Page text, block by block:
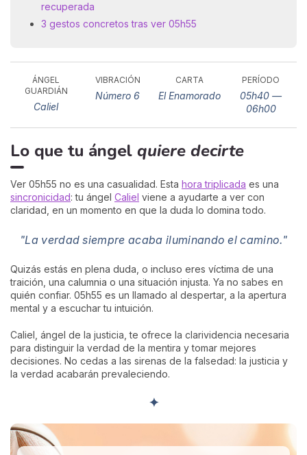
recuperada
3 gestos concretos tras ver 05h55
ÁNGEL
GUARDIÁN
Caliel
VIBRACIÓN
Número 6
CARTA
El Enamorado
PERÍODO
05h40 —
06h00
Lo que tu ángel quiere decirte
Ver 05h55 no es una casualidad. Esta hora triplicada es una
sincronicidad: tu ángel Caliel viene a ayudarte a ver con
claridad, en un momento en que la duda lo domina todo.
"La verdad siempre acaba iluminando el camino."
Quizás estás en plena duda, o incluso eres víctima de una
traición, una calumnia o una situación injusta. Ya no sabes en
quién confiar. 05h55 es un llamado al despertar, a la apertura
mental y a escuchar tu intuición.
Caliel, ángel de la justicia, te ofrece la clarividencia necesaria
para distinguir la verdad de la mentira y tomar mejores
decisiones. No cedas a las sirenas de la falsedad: la justicia y
la verdad acabarán prevaleciendo.
✦